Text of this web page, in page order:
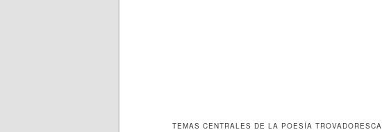
TEMAS CENTRALES DE LA POESÍA TROVADORESCA